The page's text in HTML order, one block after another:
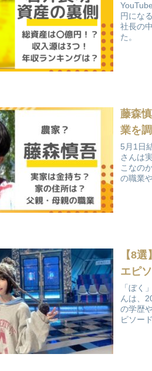
円にな
社長の
た。
藤森
業を調
5月1日
さんは
こなの
の職業
【8
エピ
「ぼく
んは、
の学歴
ピソー